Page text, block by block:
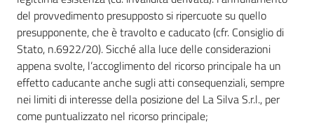
del provvedimento presupposto si ripercuote su quello
presupponente, che è travolto e caducato (cfr. Consiglio di
Stato, n.6922/20). Sicché alla luce delle considerazioni
appena svolte, l’accoglimento del ricorso principale ha un
effetto caducante anche sugli atti consequenziali, sempre
nei limiti di interesse della posizione del La Silva S.r.l., per
come puntualizzato nel ricorso principale;